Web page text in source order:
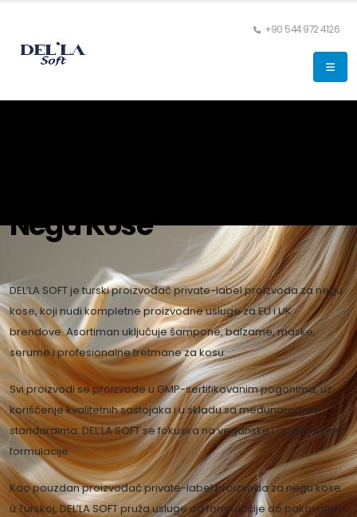
+90 544 972 4126
Nega Kose
DEL’LA SOFT je turski proizvođač private-label proizvoda za negu
kose, koji nudi kompletne proizvodne usluge za EU i UK
brendove. Asortiman uključuje šampone, balzame, maske,
serume i profesionalne tretmane za kosu.
Svi proizvodi se proizvode u GMP-sertifikovanim pogonima, uz
korišćenje kvalitetnih sastojaka i u skladu sa međunarodnim
standardima. DEL’LA SOFT se fokusira na veganske i cruelty-free
formulacije.
Kao pouzdan proizvođač private-label proizvoda za negu kose
u Turskoj, DEL’LA SOFT pruža usluge od formulacije do pakovanja i